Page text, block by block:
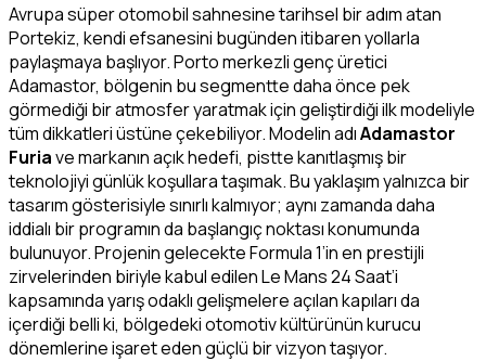
Avrupa süper otomobil sahnesine tarihsel bir adım atan
Portekiz, kendi efsanesini bugünden itibaren yollarla
paylaşmaya başlıyor. Porto merkezli genç üretici
Adamastor, bölgenin bu segmentte daha önce pek
görmediği bir atmosfer yaratmak için geliştirdiği ilk modeliyle
tüm dikkatleri üstüne çekebiliyor. Modelin adıAdamastor
Furiave markanın açık hedefi, pistte kanıtlaşmış bir
teknolojiyi günlük koşullara taşımak. Bu yaklaşım yalnızca bir
tasarım gösterisiyle sınırlı kalmıyor; aynı zamanda daha
iddialı bir programın da başlangıç noktası konumunda
bulunuyor. Projenin gelecekte Formula 1’in en prestijli
zirvelerinden biriyle kabul edilen Le Mans 24 Saat’i
kapsamında yarış odaklı gelişmelere açılan kapıları da
içerdiği belli ki, bölgedeki otomotiv kültürünün kurucu
dönemlerine işaret eden güçlü bir vizyon taşıyor.